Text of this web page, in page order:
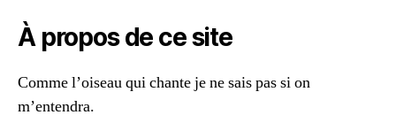
une
de
miroir
À propos de ce site
Comme l’oiseau qui chante je ne sais pas si on
m’entendra.